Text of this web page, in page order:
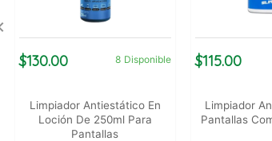
$130.00 8 Disponible
Limpiador Antiestático En
Loción De 250ml Para
Pantallas
$115.00
Limpiador
Pantallas